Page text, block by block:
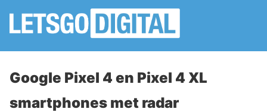
Google Pixel 4 en Pixel 4 XL
smartphones met radar